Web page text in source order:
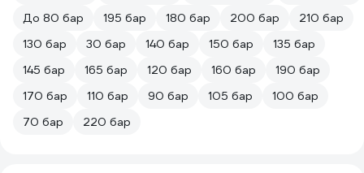
До 80 бар
195 бар 180 бар 200 бар
210 бар
130 бар
30 бар 140 бар 150 бар
135 бар
145 бар
165 бар 120 бар 160 бар
190 бар
170 бар
110 бар 90 бар 105 бар
100 бар
70 бар
220 бар